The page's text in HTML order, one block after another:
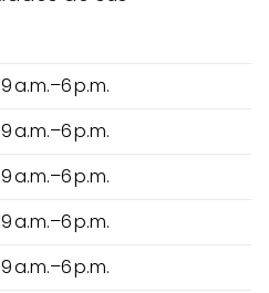
9 a.m.–6 p.m.
9 a.m.–6 p.m.
9 a.m.–6 p.m.
9 a.m.–6 p.m.
9 a.m.–6 p.m.